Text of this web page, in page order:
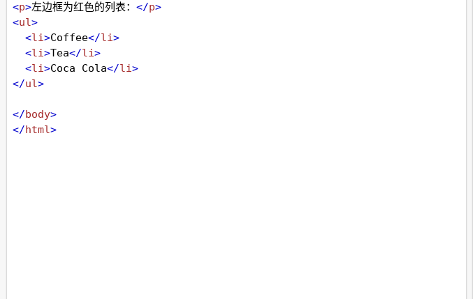
<p>左边框为红色的列表： </p>
<ul>
<li>Coffee</li>
<li>Tea</li>
<li>Coca Cola</li>
</ul>
</body>
</html>